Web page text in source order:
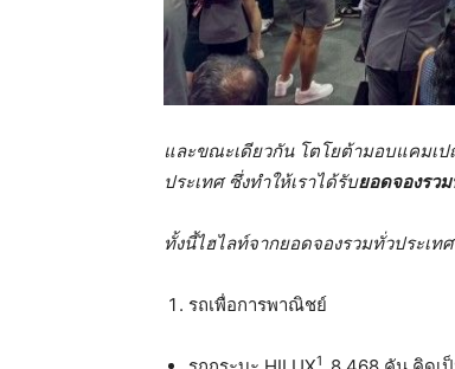
และขณะเดียวกัน โตโยต้ามอบแคมเ
ประเทศ ซึ่งทำให้เราได้รับยอดจองรวม
ทั้งนี้ไฮไลท์จากยอดจองรวมทั่วประเทศ
รถเพื่อการพาณิชย์
1